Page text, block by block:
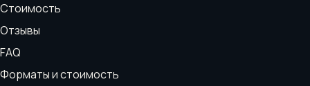
Стоимость
Отзывы
FAQ
Форматы и стоимость